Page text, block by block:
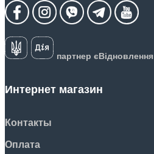
партнер єВідновлення
Интернет магазин
Контакты
Оплата